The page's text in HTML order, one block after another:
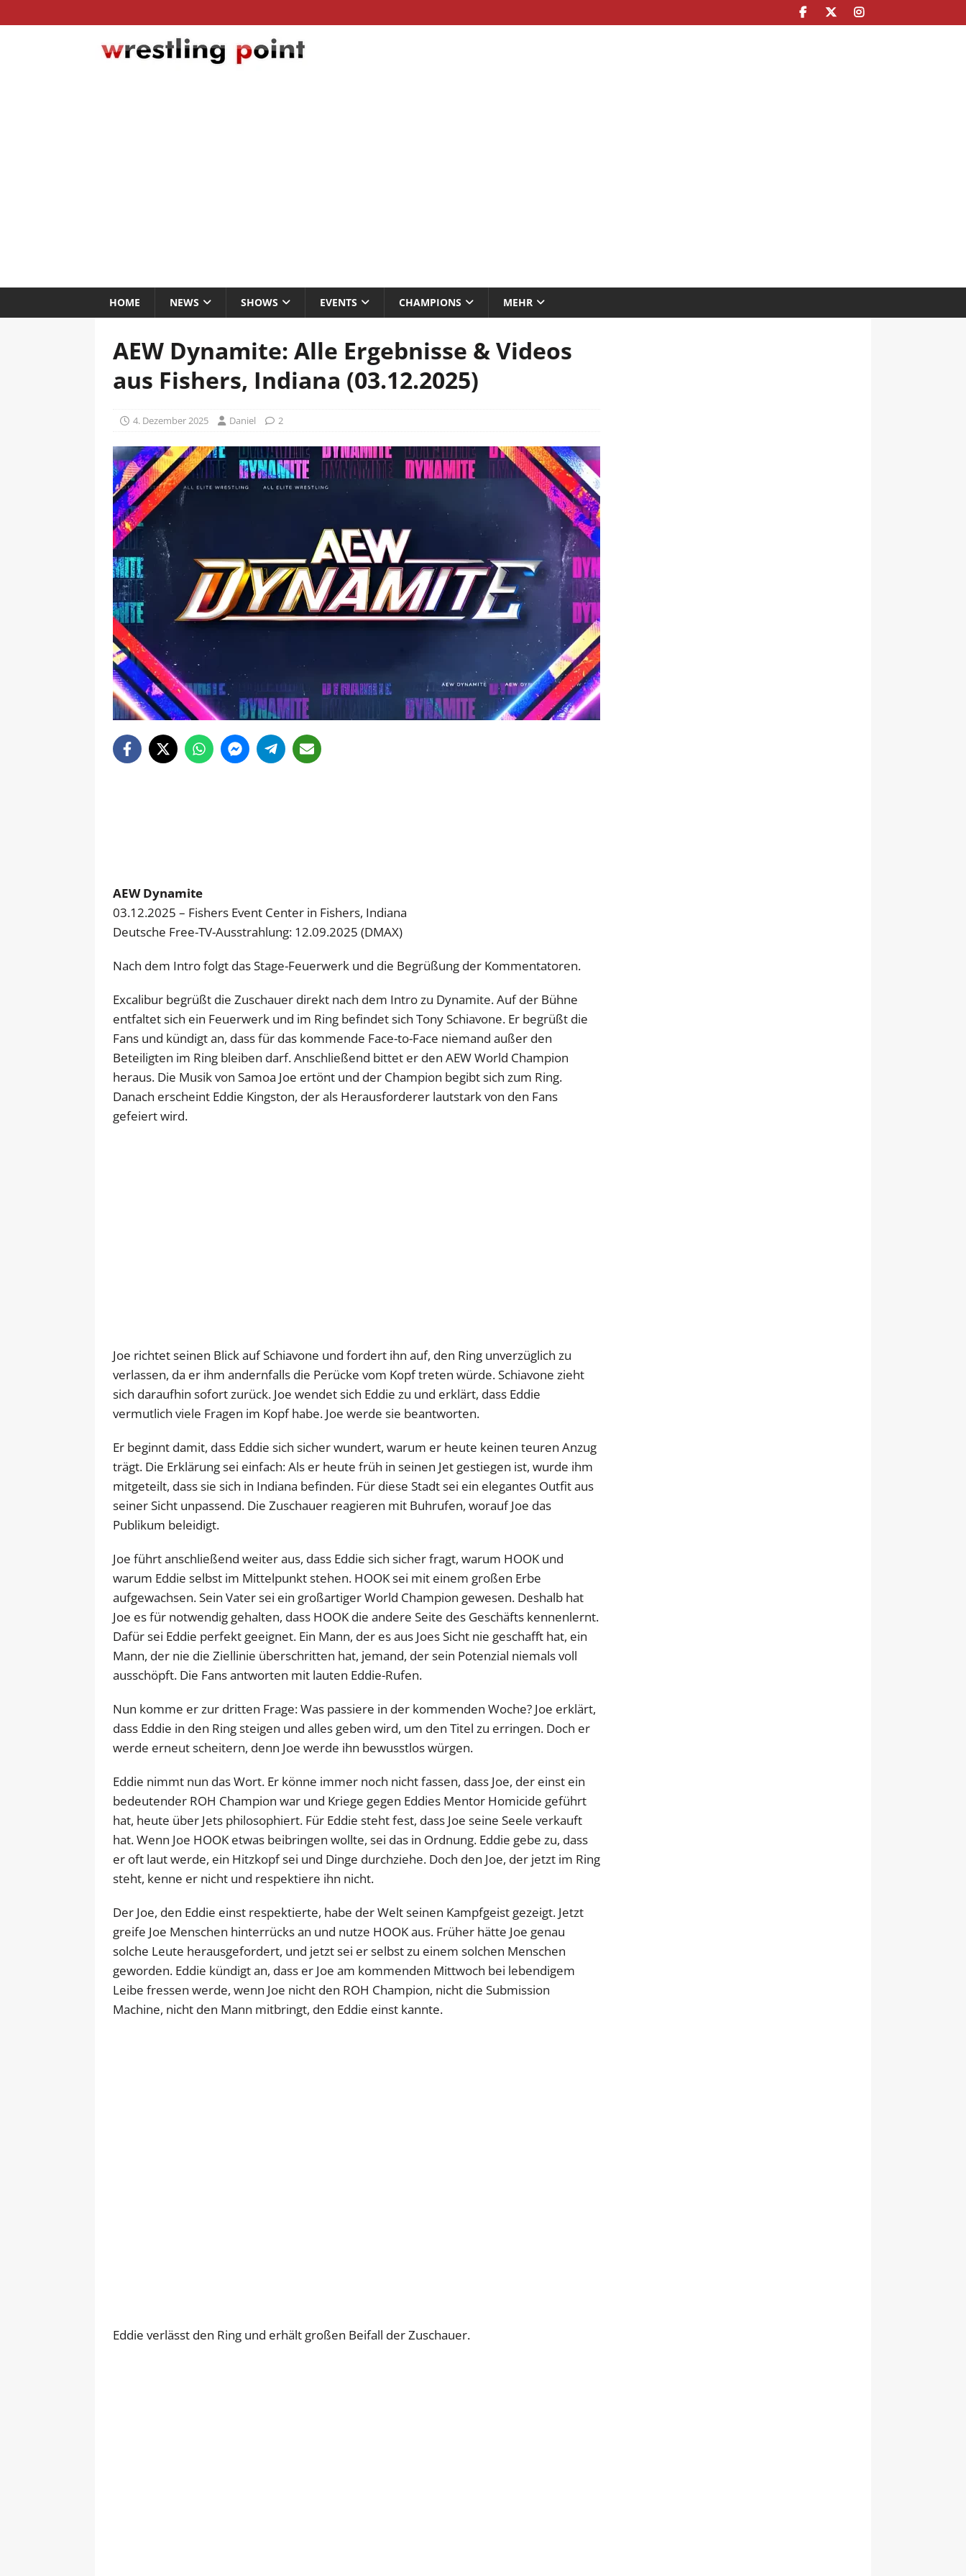
HOME NEWS SHOWS EVENTS CHAMPIONS MEHR
AEW Dynamite: Alle Ergebnisse & Videos
aus Fishers, Indiana (03.12.2025)
4. Dezember 2025 Daniel 2
AEW Dynamite
03.12.2025 – Fishers Event Center in Fishers, Indiana
Deutsche Free-TV-Ausstrahlung: 12.09.2025 (DMAX)
Nach dem Intro folgt das Stage-Feuerwerk und die Begrüßung der Kommentatoren.
Excalibur begrüßt die Zuschauer direkt nach dem Intro zu Dynamite. Auf der Bühne
entfaltet sich ein Feuerwerk und im Ring befindet sich Tony Schiavone. Er begrüßt die
Fans und kündigt an, dass für das kommende Face-to-Face niemand außer den
Beteiligten im Ring bleiben darf. Anschließend bittet er den AEW World Champion
heraus. Die Musik von Samoa Joe ertönt und der Champion begibt sich zum Ring.
Danach erscheint Eddie Kingston, der als Herausforderer lautstark von den Fans
gefeiert wird.
Joe richtet seinen Blick auf Schiavone und fordert ihn auf, den Ring unverzüglich zu
verlassen, da er ihm andernfalls die Perücke vom Kopf treten würde. Schiavone zieht
sich daraufhin sofort zurück. Joe wendet sich Eddie zu und erklärt, dass Eddie
vermutlich viele Fragen im Kopf habe. Joe werde sie beantworten.
Er beginnt damit, dass Eddie sich sicher wundert, warum er heute keinen teuren Anzug
trägt. Die Erklärung sei einfach: Als er heute früh in seinen Jet gestiegen ist, wurde ihm
mitgeteilt, dass sie sich in Indiana befinden. Für diese Stadt sei ein elegantes Outfit aus
seiner Sicht unpassend. Die Zuschauer reagieren mit Buhrufen, worauf Joe das
Publikum beleidigt.
Joe führt anschließend weiter aus, dass Eddie sich sicher fragt, warum HOOK und
warum Eddie selbst im Mittelpunkt stehen. HOOK sei mit einem großen Erbe
aufgewachsen. Sein Vater sei ein großartiger World Champion gewesen. Deshalb hat
Joe es für notwendig gehalten, dass HOOK die andere Seite des Geschäfts kennenlernt.
Dafür sei Eddie perfekt geeignet. Ein Mann, der es aus Joes Sicht nie geschafft hat, ein
Mann, der nie die Ziellinie überschritten hat, jemand, der sein Potenzial niemals voll
ausschöpft. Die Fans antworten mit lauten Eddie-Rufen.
Nun komme er zur dritten Frage: Was passiere in der kommenden Woche? Joe erklärt,
dass Eddie in den Ring steigen und alles geben wird, um den Titel zu erringen. Doch er
werde erneut scheitern, denn Joe werde ihn bewusstlos würgen.
Eddie nimmt nun das Wort. Er könne immer noch nicht fassen, dass Joe, der einst ein
bedeutender ROH Champion war und Kriege gegen Eddies Mentor Homicide geführt
hat, heute über Jets philosophiert. Für Eddie steht fest, dass Joe seine Seele verkauft
hat. Wenn Joe HOOK etwas beibringen wollte, sei das in Ordnung. Eddie gebe zu, dass
er oft laut werde, ein Hitzkopf sei und Dinge durchziehe. Doch den Joe, der jetzt im Ring
steht, kenne er nicht und respektiere ihn nicht.
Der Joe, den Eddie einst respektierte, habe der Welt seinen Kampfgeist gezeigt. Jetzt
greife Joe Menschen hinterrücks an und nutze HOOK aus. Früher hätte Joe genau
solche Leute herausgefordert, und jetzt sei er selbst zu einem solchen Menschen
geworden. Eddie kündigt an, dass er Joe am kommenden Mittwoch bei lebendigem
Leibe fressen werde, wenn Joe nicht den ROH Champion, nicht die Submission
Machine, nicht den Mann mitbringt, den Eddie einst kannte.
Eddie verlässt den Ring und erhält großen Beifall der Zuschauer.